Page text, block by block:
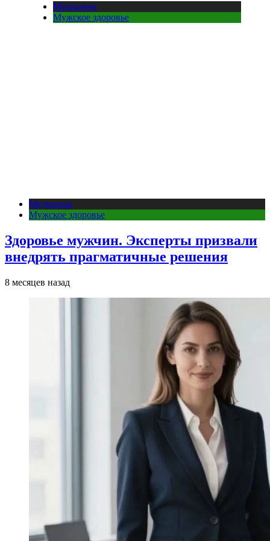
Медицина
Мужское здоровье
Медицина
Мужское здоровье
Здоровье мужчин. Эксперты призвали
внедрять прагматичные решения
8 месяцев назад